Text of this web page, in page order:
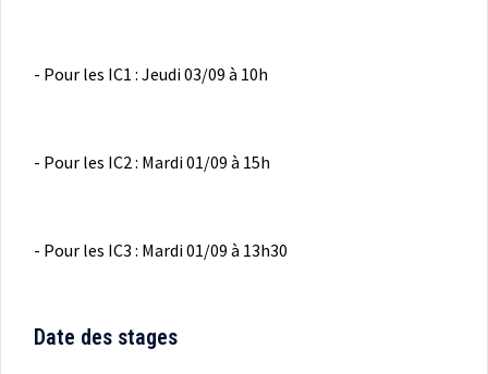
- Pour les IC1 : Jeudi 03/09 à 10h
- Pour les IC2 : Mardi 01/09 à 15h
- Pour les IC3 : Mardi 01/09 à 13h30
Date des stages